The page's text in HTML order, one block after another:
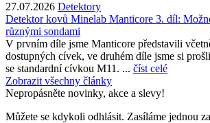
27.07.2026 Detektory
Detektor kovů Minelab Manticore 3. díl:
různými sondami
V prvním díle jsme Manticore představili
dostupných cívek, ve druhém díle jsme si
se standardní cívkou M11. ... číst celé
Zobrazit všechny články
Nepropásněte novinky, akce a slevy!
Můžete se kdykoli odhlásit. Zasíláme jednou